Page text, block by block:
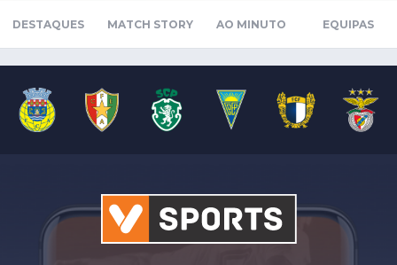
DESTAQUES MATCH STORY AO MINUTO EQUIPAS